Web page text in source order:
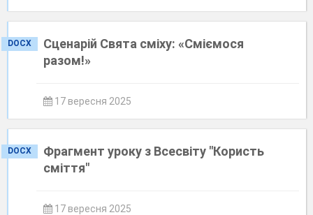
DOCX
Сценарій Свята сміху: «Сміємося
разом!»
17 вересня 2025
DOCX
Фрагмент уроку з Всесвіту "Користь
сміття"
17 вересня 2025